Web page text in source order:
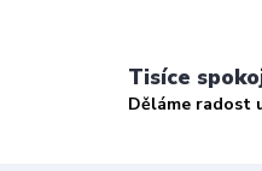
Tisíce
Děláme radost